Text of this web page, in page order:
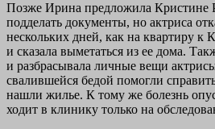
Позже Ирина предложила Кристине
подделать документы, но актриса
нескольких дней, как на квартиру
и сказала выметаться из ее дома.
и разбрасывала личные вещи
свалившейся бедой помогли
нашли жилье. К тому же болезнь
ходит в клинику только на